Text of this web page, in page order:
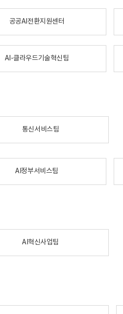
공공AI전환지원센터
AI-클라우드기술혁신팀
통신서비스팀
AI정부서비스팀
AI혁신사업팀